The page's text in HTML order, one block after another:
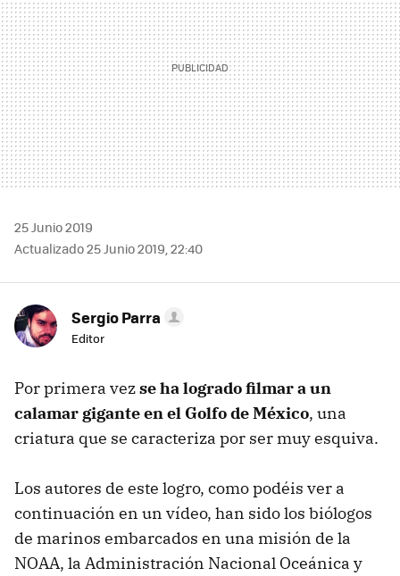
25 Junio 2019
Actualizado 25 Junio 2019, 22:40
Sergio Parra
Editor
Por primera vezse ha logrado filmar a un
calamar gigante en el Golfo de México, una
criatura que se caracteriza por ser muy esquiva.
Los autores de este logro, como podéis ver a
continuación en un vídeo, han sido los biólogos
de marinos embarcados en una misión de la
NOAA, la Administración Nacional Oceánica y